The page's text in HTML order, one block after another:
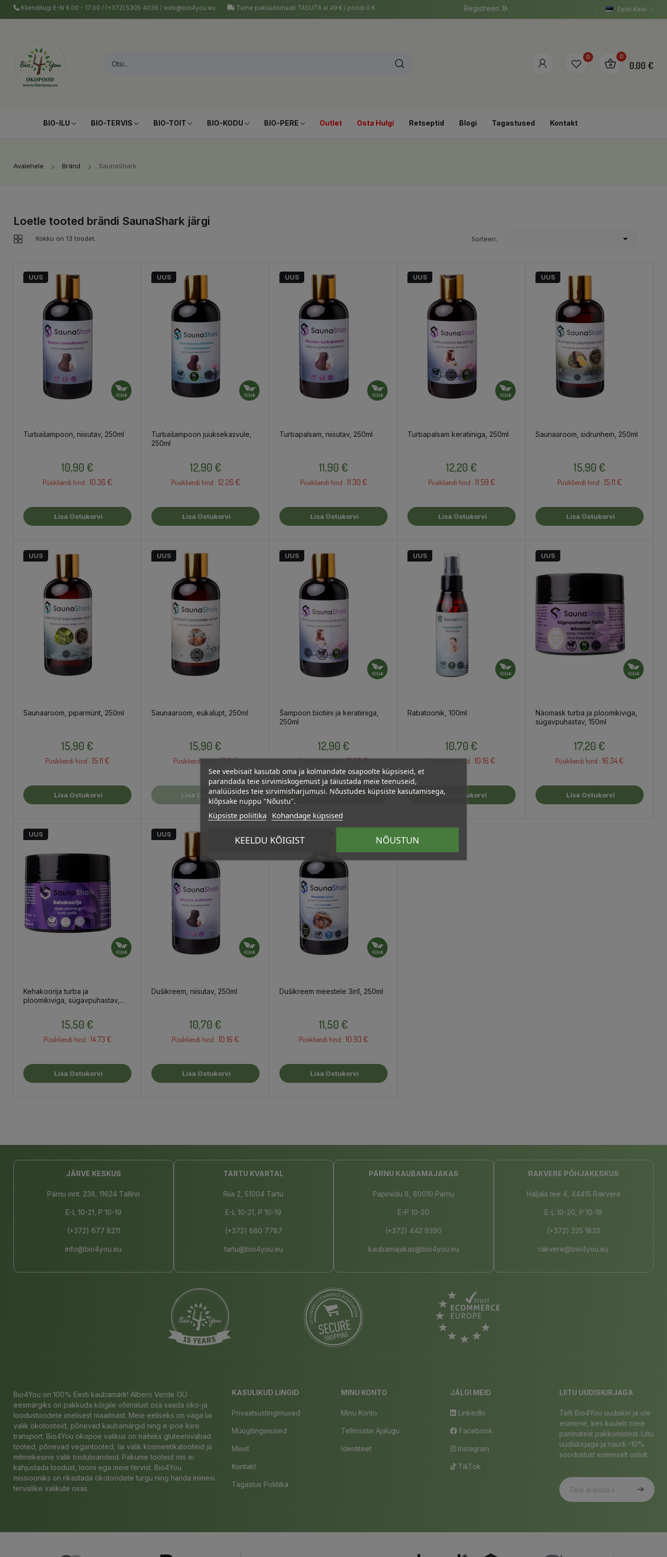
Klienditugi E-N 9.00 - 17.00 / (+372) 5305 4036 / web@bio4you.eu Tarne pakiautomaati TASUTA al 49 € / poodi 0 € Eesti Keel
Registreeri
0 0
0,00 €
BIO-ILU BIO-TERVIS BIO-TOIT BIO-KODU BIO-PERE Outlet Osta Hulgi Retseptid Blogi Tagastused Kontakt
Avalehele Bränd SaunaShark
Loetle tooted brändi SaunaShark järgi
Kokku on 13 toodet. Sorteeri: 
UUS
Turbašampoon, niisutav, 250ml
10,90 €
Püsikliendi hind : 10.36 €
Lisa Ostukorvi
UUS
Turbašampoon juuksekasvule,
250ml
12,90 €
Püsikliendi hind : 12.26 €
Lisa Ostukorvi
UUS
Turbapalsam, niisutav, 250ml
11,90 €
Püsikliendi hind : 11.30 €
Lisa Ostukorvi
UUS
Turbapalsam keratiiniga, 250ml
12,20 €
Püsikliendi hind : 11.59 €
Lisa Ostukorvi
UUS
Saunaaroom, sidrunhein, 250ml
15,90 €
Püsikliendi hind : 15.11 €
Lisa Ostukorvi
UUS
Saunaaroom, piparmünt, 250ml
15,90 €
Püsikliendi hind : 15.11 €
Lisa Ostukorvi
UUS
Saunaaroom, eukalüpt, 250ml
15,90 €
Püsikliendi hind :15.11 €
Lisa Ostukorvi
UUS
Šampoon biotiini ja keratiiniga,
250ml
12,90 €
Püsikliendi hind :12.26 €
Lisa Ostukorvi
UUS
Rabatoonik, 100ml
10,70 €
Püsikliendi hind : 10.16 €
Lisa Ostukorvi
UUS
Näomask turba ja ploomikiviga,
sügavpuhastav, 150ml
17,20 €
Püsikliendi hind : 16.34 €
Lisa Ostukorvi
UUS
Kehakoorija turba ja
ploomikiviga, sügavpuhastav,
15,50 €
Püsikliendi hind : 14.73 €
Lisa Ostukorvi
UUS
Dušikreem, niisutav, 250ml
10,70 €
Püsikliendi hind : 10.16 €
Lisa Ostukorvi
Dušikreem meestele 3in1, 250ml
11,50 €
Püsikliendi hind : 10.93 €
Lisa Ostukorvi
JÄRVE KESKUS
Pärnu mnt. 238, 11624 Tallinn
E-L 10-21, P 10-19
(+372) 677 8211
info@bio4you.eu
TARTU KVARTAL
Riia 2, 51004 Tartu
E-L 10-21, P 10-19
(+372) 680 7787
tartu@bio4you.eu
PÄRNU KAUBAMAJAKAS
Papiniidu 8, 80010 Pärnu
E-P 10-20
(+372) 442 9390
kaubamajakas@bio4you.eu
RAKVERE PÕHJAKESKUS
Haljala tee 4, 44415 Rakvere
E-L 10-20, P 10-19
(+372) 325 1833
rakvere@bio4you.eu
Bio4You on 100% Eesti kaubamärk! Albero Verde OÜ
eesmärgiks on pakkuda kõigile võimalust osa saada öko-ja
loodustoodete imelisest maailmast. Meie eeliseks on väga lai
valik ökotooteid, põnevad kaubamärgid ning e-poe kiire
transport. Bio4You ökopoe valikus on näiteks gluteenivabad
tooted, põnevad vegantooted, lai valik kosmeetikatooteid ja
mitmekesine valik toidulisandeid. Pakume tooteid mis ei
kahjustada loodust, loomi ega meie tervist. Bio4You
missiooniks on rikastada ökotoodete turgu ning harida inimesi
tervislike valikute osas.
KASULIKUD LINGID
Privaatsustingimused
Müügitingimused
Meist
Kontakt
Tagastus Poliitika
MINU KONTO
Minu Konto
Tellimuste Ajalugu
Identiteet
JÄLGI MEID
LinkedIn
Facebook
Instagram
TikTok
LIITU UUDISKIRJAGA
Telli Bio4You uudiskiri ja ole
esimene, kes kuuleb meie
parimatest pakkumistest. Liitu
uudiskirjaga ja naudi -10%
soodustust esimeselt ostult.
See veebisait kasutab oma ja kolmandate osapoolte küpsiseid, et
parandada teie sirvimiskogemust ja täiustada meie teenuseid,
analüüsides teie sirvimisharjumusi. Nõustudes küpsiste kasutamisega,
klõpsake nuppu "Nõustu".
Küpsiste poliitika Kohandage küpsised
KEELDU KÕIGIST NÕUSTUN